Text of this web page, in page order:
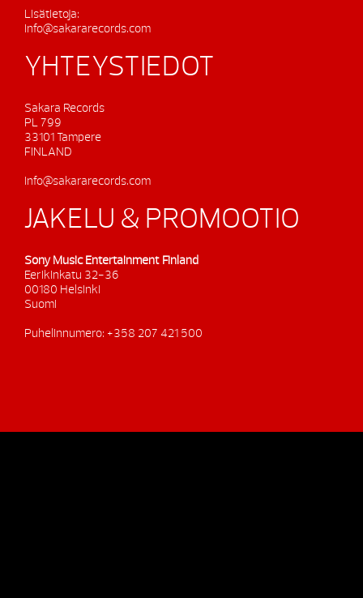
Lisätietoja:
info@sakararecords.com
YHTEYSTIEDOT
Sakara Records
PL 799
33101 Tampere
FINLAND
info@sakararecords.com
JAKELU & PROMOOTIO
Sony Music Entertainment Finland
Eerikinkatu 32-36
00180 Helsinki
Suomi
Puhelinnumero: +358 207 421 500